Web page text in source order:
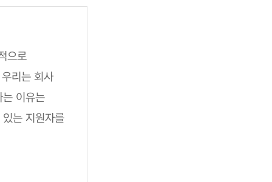
으로
리는 회사
이유는
는 지원자를